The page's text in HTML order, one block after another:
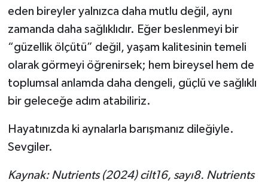
eden bireyler yalnızca daha mutlu değil, aynı
zamanda daha sağlıklıdır. Eğer beslenmeyi bir
“güzellik ölçütü” değil, yaşam kalitesinin temeli
olarak görmeyi öğrenirsek; hem bireysel hem de
toplumsal anlamda daha dengeli, güçlü ve sağlıklı
bir geleceğe adım atabiliriz.
Hayatınızda ki aynalarla barışmanız dileğiyle.
Sevgiler.
Kaynak: Nutrients (2024) cilt16, sayı8. Nutrients